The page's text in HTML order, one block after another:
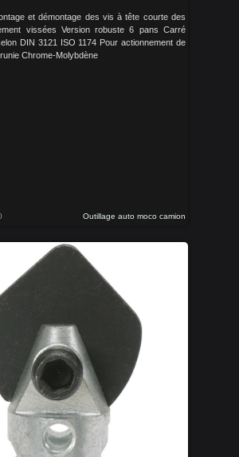
et démontage des vis à tête courte des
vissées Version robuste 6 pans Carré
DIN 3121 ISO 1174 Pour actionnement de
Chrome-Molybdène
Outillage auto moco camion